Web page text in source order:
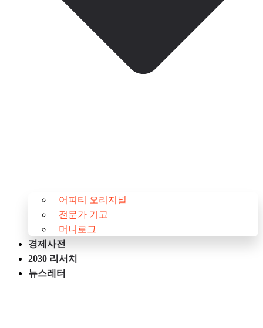
어피티 오리지널
전문가 기고
머니로그
경제사전
2030 리서치
뉴스레터